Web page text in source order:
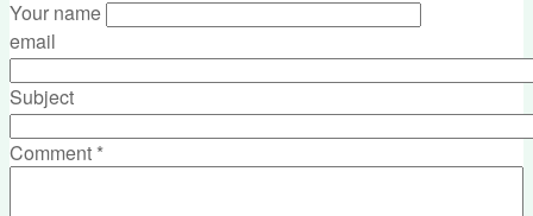
Your name
email
Subject
Comment *